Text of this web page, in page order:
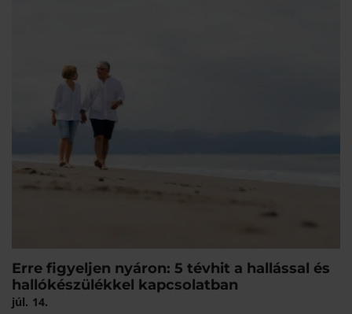
Erre figyeljen nyáron: 5 tévhit a hallással és
hallókészülékkel kapcsolatban
júl. 14.